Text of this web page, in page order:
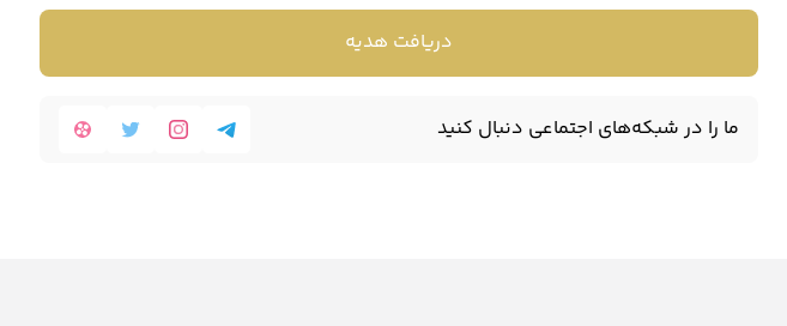
با توجه به تحریم کاربران ایرانی در صرافی های خارجی،بهترین صرافی برای خرید ارز چین لینک (LINK)
اوکی اکسچنج است.
دریافت هدیه
ما را در شبکه‌های اجتماعی دنبال کنید